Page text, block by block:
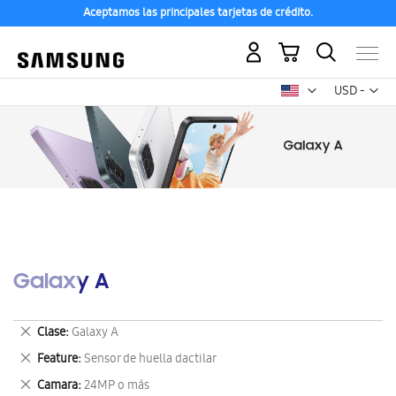
Aceptamos las principales tarjetas de crédito.
USD -
dólar
Mi carrito
Galaxy A
Clase Galaxy A
Eliminar
este
artículo
Feature Sensor de huella dactilar
Eliminar
este
Camara 24MP o más
Eliminar